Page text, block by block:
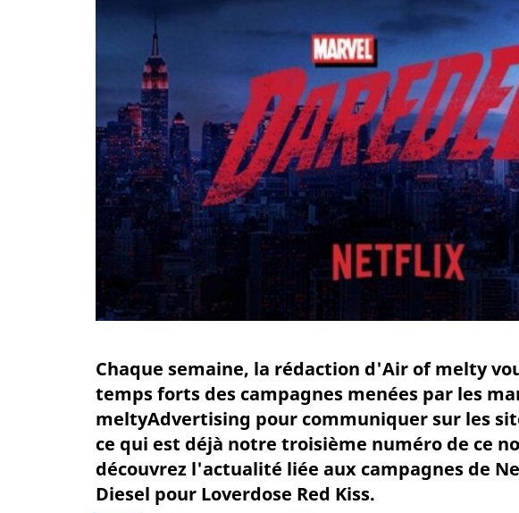
Chaque semaine, la rédaction d'Air of melty
temps forts des campagnes menées par les
meltyAdvertising pour communiquer sur les
ce qui est déjà notre troisième numéro de ce
découvrez l'actualité liée aux campagnes de
Diesel pour Loverdose Red Kiss.